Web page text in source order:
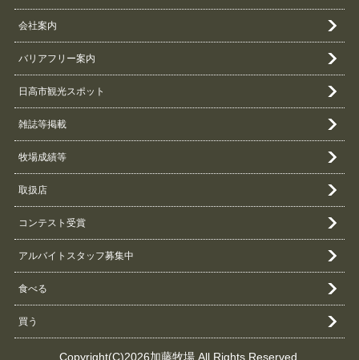
会社案内
バリアフリー案内
日高市観光スポット
雑誌等掲載
牧場成績等
取扱店
コンテスト受賞
アルバイトスタッフ募集中
食べる
買う
Copyright(C)2026加藤牧場 All Rights Reserved.